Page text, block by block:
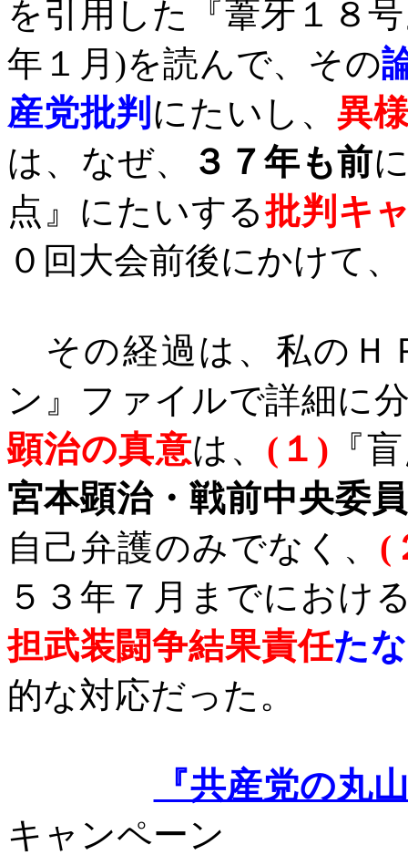
を引用した『葦牙１８
年１月 )を読んで、その
産党批判 にたいし、異
は、なぜ、
３７年も前
点』にたいする批判キ
０回大会前後にかけて、
その経過は、私のＨ
ン』ファイルで詳細に
顕治の真意は、 ( １ ) 『
宮本顕治・戦前中央委
自己弁護のみでなく、 (
５３年７月までにおけ
担武装闘争結果責任た
的な対応だった。
『共産党の丸
キャンペーン